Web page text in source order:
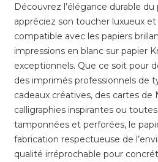
Découvrez l’élégance durable
appréciez son toucher luxueux
compatible avec les papiers
impressions en blanc sur papier
exceptionnels. Que ce soit pour
des imprimés professionnels de
cadeaux créatives, des cartes de
calligraphies inspirantes ou
tamponnées et perforées, le
fabrication respectueuse de
qualité irréprochable pour